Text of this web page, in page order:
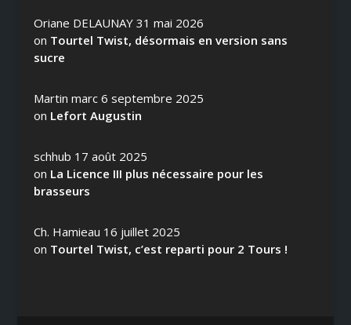
Oriane DELAUNAY 31 mai 2026
on Tourtel Twist, désormais en version sans
sucre
Martin marc 6 septembre 2025
on Lefort Augustin
schhub 17 août 2025
on La Licence III plus nécessaire pour les
brasseurs
Ch. Hamieau 16 juillet 2025
on Tourtel Twist, c’est reparti pour 2 Tours !